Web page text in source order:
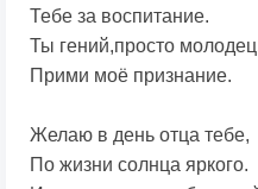
Тебе за воспитание.
Ты гений,просто
Прими моё признание.
Желаю в день отца тебе,
По жизни солнца яркого.